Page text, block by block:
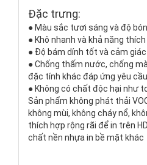
Đặc trưng:
● Màu sắc tươi sáng và độ
● Khô nhanh và khả năng
● Độ bám dính tốt và cảm
●Chống thấm nước, chống
đặc tính khác đáp ứng yêu
● Không có chất độc hại như
Sản phẩm không phát thải
không mùi, không cháy nổ,
thích hợp rộng rãi để in trên
chất nền nhựa in bề mặt khác